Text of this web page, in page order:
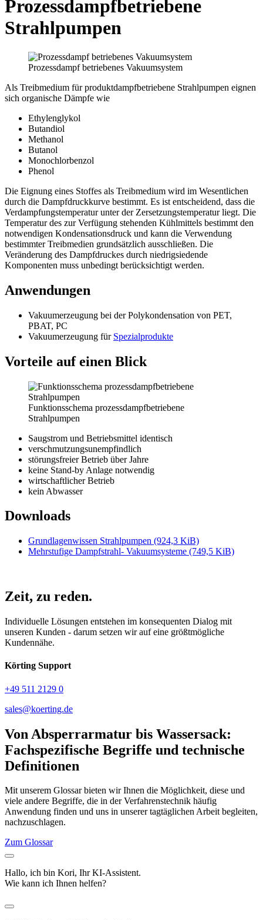
Prozessdampf­betrie­bene
Strahlpumpen
Prozessdampf betriebenes Vakuumsystem
Als Treibmedium für produktdampfbetriebene Strahlpumpen eignen
sich organische Dämpfe wie
Ethylenglykol
Butandiol
Methanol
Butanol
Monochlorbenzol
Phenol
Die Eignung eines Stoffes als Treibmedium wird im Wesentlichen
durch die Dampfdruckkurve bestimmt. Es ist entscheidend, dass die
Verdampfungstemperatur unter der Zersetzungstemperatur liegt. Die
Temperatur des zur Verfügung stehenden Kühlmittels bestimmt den
notwendigen Kondensationsdruck und kann die Verwendung
bestimmter Treibmedien grundsätzlich ausschließen. Die
Veränderung des Dampfdruckes durch niedrigsiedende
Komponenten muss unbedingt berücksichtigt werden.
Anwendungen
Vakuumerzeugung bei der Polykondensation von PET,
PBAT, PC
Vakuumerzeugung für Spezialprodukte
Vorteile auf einen Blick
Funktionsschema prozessdampfbetriebene
Strahlpumpen
Saugstrom und Betriebsmittel identisch
verschmutzungsunempfindlich
störungsfreier Betrieb über Jahre
keine Stand-by Anlage notwendig
wirtschaftlicher Betrieb
kein Abwasser
Downloads
Grundlagenwissen Strahlpumpen (924,3 KiB)
Mehrstufige Dampfstrahl- Vakuumsysteme (749,5 KiB)
Zeit, zu reden.
Individuelle Lösungen entstehen im konsequenten Dialog mit
unseren Kunden - darum setzen wir auf eine größtmögliche
Kundennähe.
Körting Support
+49 511 2129 0
sales@koerting.de
Von Absperrarmatur bis Wassersack:
Fachspezifische Begriffe und technische
Definitionen
Mit unserem Glossar bieten wir Ihnen die Möglichkeit, diese und
viele andere Begriffe, die in der Verfahrenstechnik häufig
Anwendung finden und uns in unserer tagtäglichen Arbeit begleiten,
nachzuschlagen.
Zum Glossar
Hallo, ich bin Kori, Ihr KI-Assistent.
Wie kann ich Ihnen helfen?